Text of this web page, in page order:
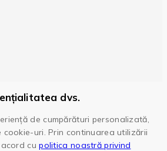
dvs.
de cumpărături personalizată,
uri. Prin continuarea utilizării
acord cupolitica noastră privind